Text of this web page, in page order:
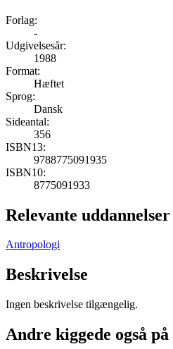
Forlag:
-
Udgivelsesår:
1988
Format:
Hæftet
Sprog:
Dansk
Sideantal:
356
ISBN13:
9788775091935
ISBN10:
8775091933
Relevante uddannelser
Antropologi
Beskrivelse
Ingen beskrivelse tilgængelig.
Andre kiggede også på